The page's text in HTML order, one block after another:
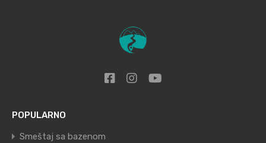
POPULARNO
Smeštaj sa bazenom